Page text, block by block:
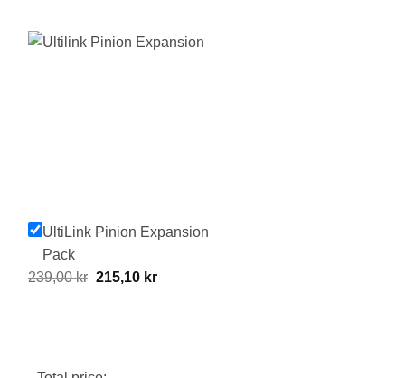
UltiLink Pinion Expansion
Pack
239,00kr Original
215,10 krCurrent